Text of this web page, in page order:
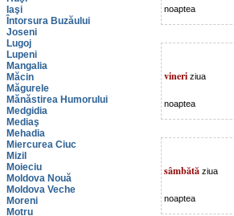
Iaşi
Întorsura Buzăului
Joseni
Lugoj
Lupeni
Mangalia
Măcin
Măgurele
Mănăstirea Humorului
Medgidia
Mediaş
Mehadia
Miercurea Ciuc
Mizil
Moieciu
Moldova Nouă
Moldova Veche
Moreni
Motru
noaptea
vineri ziua
noaptea
sâmbătă ziua
noaptea